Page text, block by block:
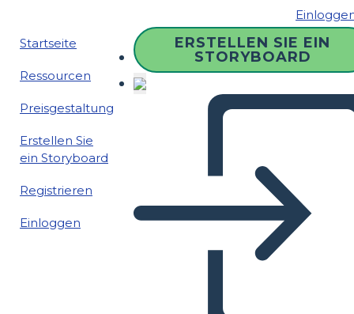
Startseite
Ressourcen
Preisgestaltung
Erstellen Sie
ein Storyboard
Registrieren
Einloggen
ERSTELLEN SIE EIN
STORYBOARD